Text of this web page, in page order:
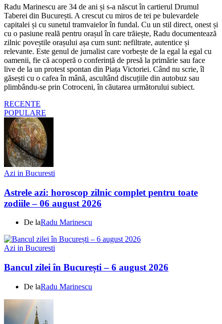
Radu Marinescu are 34 de ani și s-a născut în cartierul Drumul
Taberei din București. A crescut cu miros de tei pe bulevardele
capitalei și cu sunetul tramvaielor în fundal. Cu un stil direct, onest și
cu o pasiune reală pentru orașul în care trăiește, Radu documentează
zilnic poveștile orașului așa cum sunt: nefiltrate, autentice și
relevante. Este genul de jurnalist care vorbește de la egal la egal cu
oamenii, fie că acoperă o conferință de presă la primărie sau face
live de la un protest spontan din Piața Victoriei. Când nu scrie, îl
găsești cu o cafea în mână, ascultând discuțiile din autobuz sau
plimbându-se prin Cotroceni, în căutarea următorului subiect.
RECENTE
POPULARE
Azi in Bucuresti
Astrele azi: horoscop zilnic complet pentru toate
zodiile – 06 august 2026
De laRadu Marinescu
Azi in Bucuresti
Bancul zilei în București – 6 august 2026
De laRadu Marinescu